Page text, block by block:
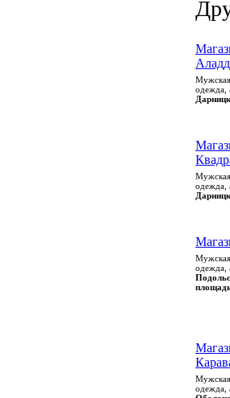
Мужская
одежда,
Мужская
одежда,
Мужская
одежда,
Мужская
одежда,